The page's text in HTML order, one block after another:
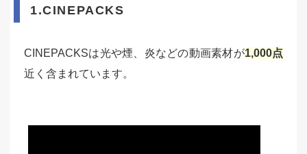
1.CINEPACKS
CINEPACKSは光や煙、炎などの動画素材が1,000点
近く含まれています。